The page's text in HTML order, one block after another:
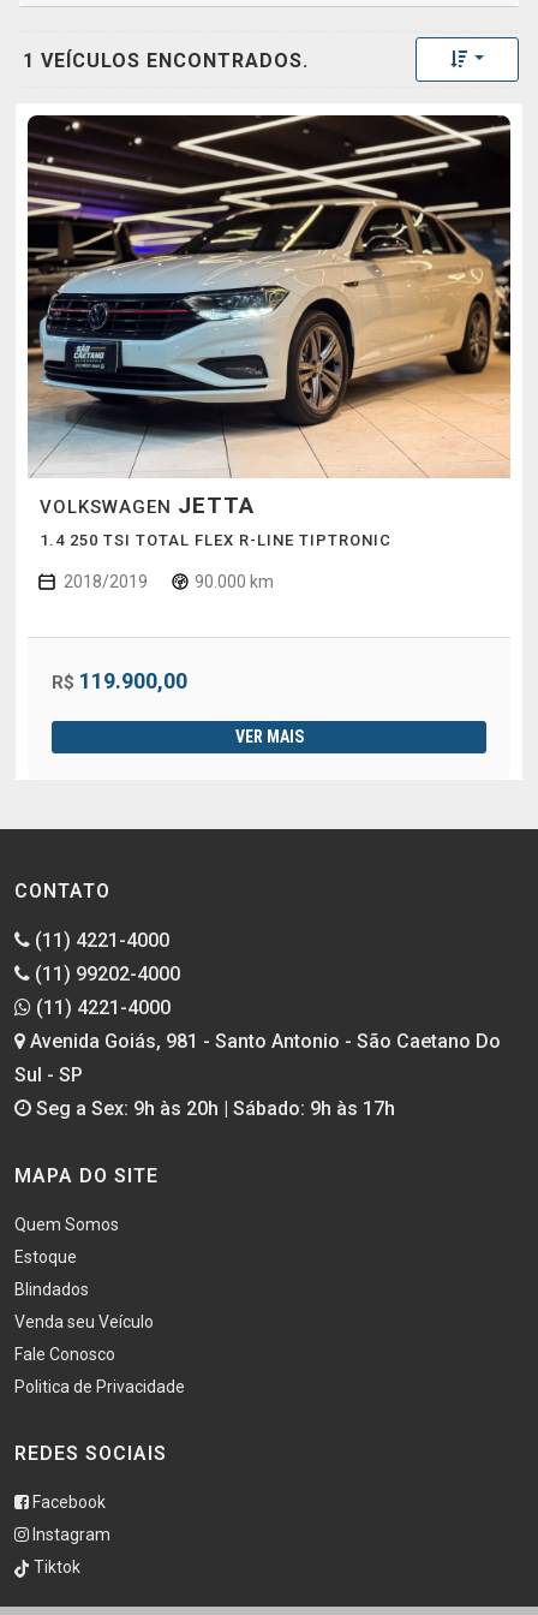
1 VEÍCULOS ENCONTRADOS. Toggle
VOLKSWAGEN JETTA
1.4 250 TSI TOTAL FLEX R-LINE TIPTRONIC
2018/2019 90.000 km
R$ 119.900,00
VER MAIS
CONTATO
(11) 4221-4000
(11) 99202-4000
(11) 4221-4000
Avenida Goiás, 981 - Santo Antonio - São Caetano Do
Sul - SP
Seg a Sex: 9h às 20h | Sábado: 9h às 17h
MAPA DO SITE
Quem Somos
Estoque
Blindados
Venda seu Veículo
Fale Conosco
Politica de Privacidade
REDES SOCIAIS
Facebook
Instagram
Tiktok